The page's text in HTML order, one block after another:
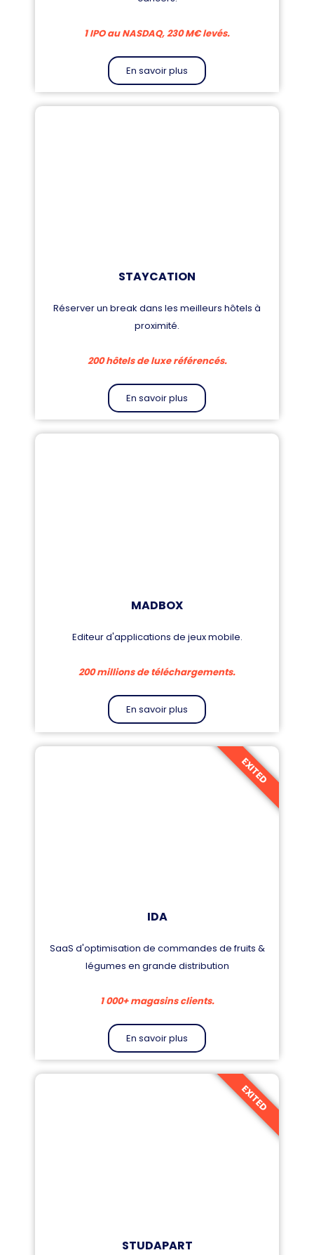
1 IPO au NASDAQ, 230 M€ levés.
En savoir plus
STAYCATION
Réserver un break dans les meilleurs hôtels à
proximité.
200 hôtels de luxe référencés.
En savoir plus
MADBOX
Editeur d'applications de jeux mobile.
200 millions de téléchargements.
En savoir plus
IDA
SaaS d'optimisation de commandes de fruits &
légumes en grande distribution
1 000+ magasins clients.
En savoir plus
EXITED
STUDAPART
EXITED